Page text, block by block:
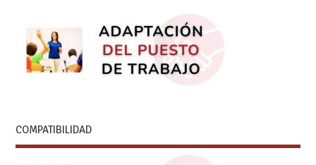
COMPATIBILIDAD